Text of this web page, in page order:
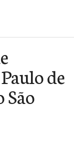
de